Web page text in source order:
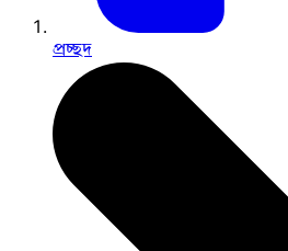
প্রচ্ছদ